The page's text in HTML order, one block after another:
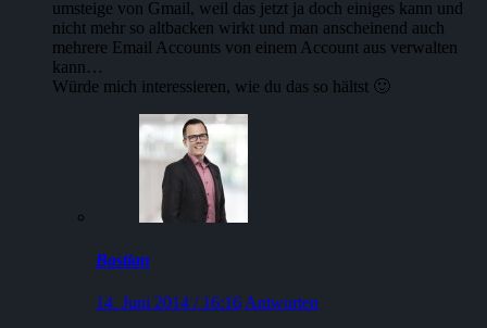
umsteige von Gmail, weil das jetzt ja doch einiges kann und
nicht mehr so altbacken wirkt und man anscheinend auch
mehrere Email Accounts von einem Account aus verwalten
kann…
Würde mich interessieren, wie du das so hältst 🙂
Bastian
14. Juni 2014 / 16:16 Antworten